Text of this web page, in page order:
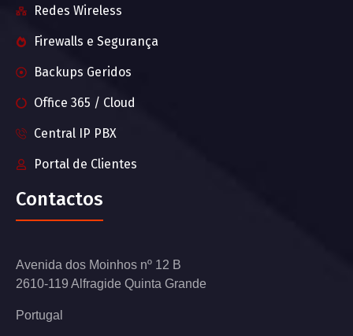
Redes Wireless
Firewalls e Segurança
Backups Geridos
Office 365 / Cloud
Central IP PBX
Portal de Clientes
Contactos
Avenida dos Moinhos nº 12 B
2610-119 Alfragide Quinta Grande
Portugal